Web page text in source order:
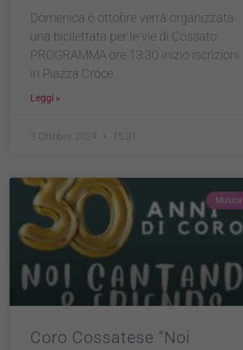
Domenica 6 ottobre verrà organizzata
una bicilettata per le vie di Cossato:
PROGRAMMA ore 13:30 inizio iscrizioni
in Piazza Croce
Leggi »
3 Ottobre 2024 15:31
Musica
Coro Cossatese “Noi